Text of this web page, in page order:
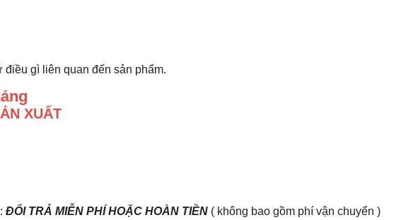
gì liên quan đến sản phẩm.
XUẤT
ĐỔI TRẢ MIỄN PHÍ HOẶC HOÀN TIỀN ( không bao gồm phí vận chuyển )